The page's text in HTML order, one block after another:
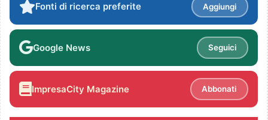
Fonti di ricerca preferite Aggiungi
Google News Seguici
ImpresaCity Magazine Abbonati